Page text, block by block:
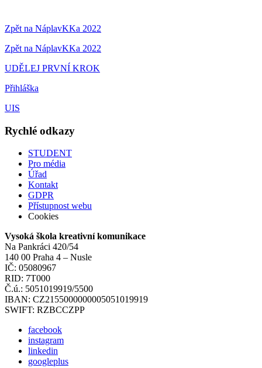
Zpět na NáplavKKa 2022
Zpět na NáplavKKa 2022
UDĚLEJ PRVNÍ KROK
Přihláška
UIS
Rychlé odkazy
STUDENT
Pro média
Úřad
Kontakt
GDPR
Přístupnost webu
Cookies
Vysoká škola kreativní komunikace
Na Pankráci 420/54
140 00 Praha 4 – Nusle
IČ: 05080967
RID: 7T000
Č.ú.: 5051019919/5500
IBAN: CZ2155000000005051019919
SWIFT: RZBCCZPP
facebook
instagram
linkedin
googleplus